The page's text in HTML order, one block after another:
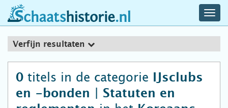
schaatshistorie.nl
Verfijn resultaten
0 titels in de categorie
IJsclubs
en -bonden | Statuten en